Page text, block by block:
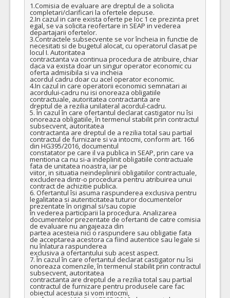
1.Comisia de evaluare are dreptul de a solicita
completari/clarificari la ofertele depuse.
2.In cazul in care exista oferte pe loc 1 ce prezinta pret
egal, se va solicita reofertare in SEAP in vederea
departajarii ofertelor.
3.Contractele subsecvente se vor încheia in functie de
necesitati si de bugetul alocat, cu operatorul clasat pe
locul I. Autoritatea
contractanta va continua procedura de atribuire, chiar
daca va exista doar un singur operator economic cu
oferta admisibila si va incheia
acordul cadru doar cu acel operator economic.
4.In cazul in care operatorii economici semnatari ai
acordului-cadru nu isi onoreaza obligatiile
contractuale, autoritatea contractanta are
dreptul de a rezilia unilateral acordul-cadru.
5. În cazul în care ofertantul declarat castigator nu îsi
onoreaza obligatiile, în termenul stabilit prin contractul
subsecvent, autoritatea
contractanta are dreptul de a rezilia total sau partial
contractul de furnizare si va intocmi, conform art. 166
din HG395/2016, documentul
constatator pe care il va publica in SEAP, prin care va
mentiona ca nu si-a indeplinit obligatiile contractuale
fata de unitatea noastra, iar pe
viitor, in situatia neindeplinirii obligatiilor contractuale,
excluderea dintr-o procedura pentru atribuirea unui
contract de achizitie publica.
6. Ofertantul îsi asuma raspunderea exclusiva pentru
legalitatea si autenticitatea tuturor documentelor
prezentate în original si/sau copie
în vederea participarii la procedura. Analizarea
documentelor prezentate de ofertanti de catre comisia
de evaluare nu angajeaza din
partea acesteia nici o raspundere sau obligatie fata
de acceptarea acestora ca fiind autentice sau legale si
nu înlatura raspunderea
exclusiva a ofertantului sub acest aspect.
7. În cazul în care ofertantul declarat castigator nu îsi
onoreaza comenzile, în termenul stabilit prin contractul
subsecvent, autoritatea
contractanta are dreptul de a rezilia total sau partial
contractul de furnizare pentru produsele care fac
obiectul acestuia si vom intocmi,